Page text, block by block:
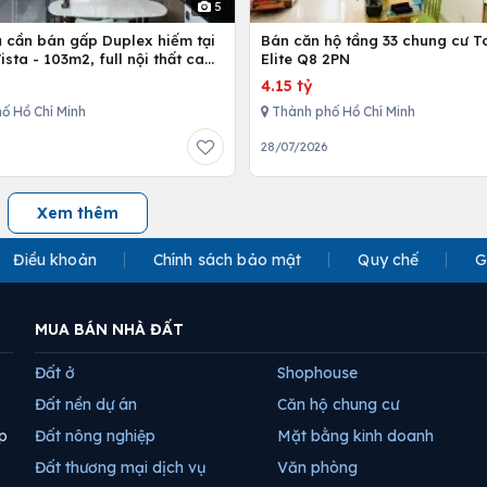
5
cần bán gấp Duplex hiếm tại
- 103m2, full nội thất cao
Hồ Chí Minh
Bán căn hộ tầng 33 chung cư
Elite Q8 2PN
4.15 tỷ
Thành phố Hồ Chí Minh
28/07/2026
Xem thêm
Điều khoản Chính sách bảo mật Quy chế
MUA BÁN NHÀ ĐẤT
Đất ở
Đất nền dự án
Đất nông nghiệp
Đất thương mại dịch vụ
Shophouse
Căn hộ chung cư
Mặt bằng kinh doanh
Văn phòng